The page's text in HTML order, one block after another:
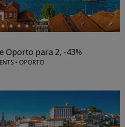
Oporto para 2, -43%
• OPORTO